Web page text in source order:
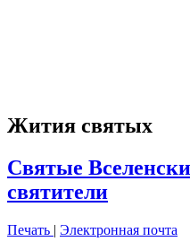
Жития святых
Святые
святители
Печать | Электронная почта